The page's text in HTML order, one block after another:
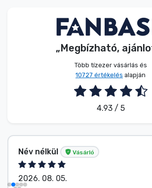
„Megbízható,
Több tízezer vásárlás és
10727 értékelés alapján
4.93 / 5
Név nélkül Vásárló
2026. 08. 05.